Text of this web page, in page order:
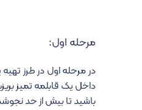
مرحله اول:
در مرحله اول در طرز تهیه
داخل یک قابلمه تمیز
باشید تا بیش از حد